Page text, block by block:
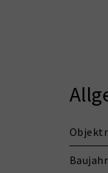
Baujahr